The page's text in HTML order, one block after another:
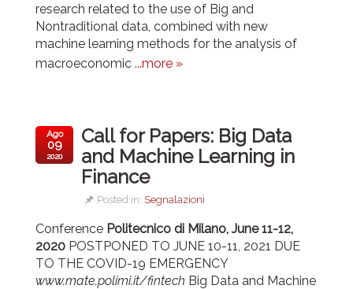
research related to the use of Big and
Nontraditional data, combined with new
machine learning methods for the analysis of
macroeconomic ...more »
Call for Papers: Big Data
and Machine Learning in
Finance
Posted in: Segnalazioni
Ago
09
2020
Conference Politecnico di Milano, June 11-12,
2020 POSTPONED TO JUNE 10-11, 2021 DUE
TO THE COVID-19 EMERGENCY
www.mate.polimi.it/fintech Big Data and Machine